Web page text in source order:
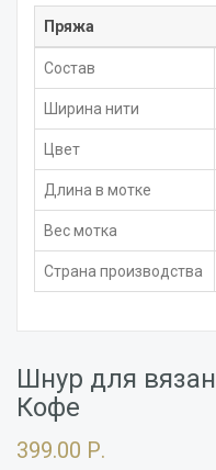
Пряжа
Состав
Ширина нити
Цвет
Длина в мотке
Вес мотка
Страна производства
Шнур для
Кофе
399.00 Р.